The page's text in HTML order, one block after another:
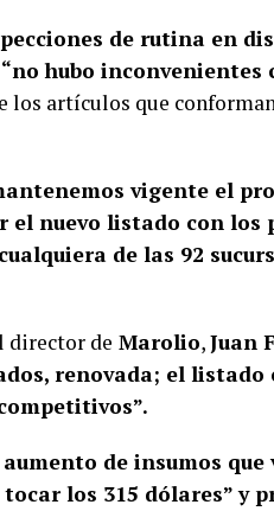
de rutina en
hubo inconvenientes
los artículos que
vigente el
nuevo listado con los
de las 92
director de Marolio,Juan
renovada; el listado
de insumos que
los 315 dólares” y